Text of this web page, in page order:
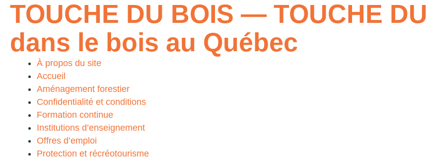
TOUCHE DU BOIS — TOUCHE
dans le bois au Québec
À propos du site
Accueil
Aménagement forestier
Confidentialité et conditions
Formation continue
Institutions d’enseignement
Offres d’emploi
Protection et récréotourisme